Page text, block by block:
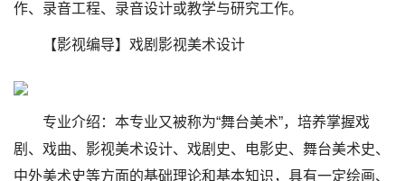
作、录音工程、录音设计或教学与研究工作。
【影视编导】戏剧影视美术设计
专业介绍：本专业又被称为“舞台美术”，培养掌握戏
剧、戏曲、影视美术设计、戏剧史、电影史、舞台美术史、
中外美术史等方面的基础理论和基本知识，具有一定绘画、